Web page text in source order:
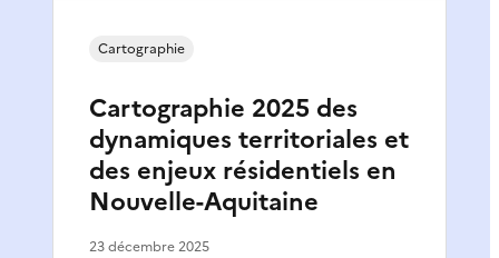
Cartographie 2025 des
dynamiques territoriales et
des enjeux résidentiels en
Nouvelle-Aquitaine
Cartographie
23 décembre 2025